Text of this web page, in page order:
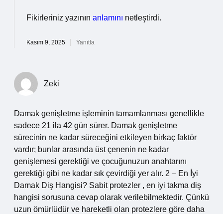
Fikirleriniz yazının anlamını netleştirdi.
Kasım 9, 2025 Yanıtla
Zeki
Damak genişletme işleminin tamamlanması genellikle
sadece 21 ila 42 gün sürer. Damak genişletme
sürecinin ne kadar süreceğini etkileyen birkaç faktör
vardır; bunlar arasında üst çenenin ne kadar
genişlemesi gerektiği ve çocuğunuzun anahtarını
gerektiği gibi ne kadar sık ​​çevirdiği yer alır. 2 – En İyi
Damak Diş Hangisi? Sabit protezler , en iyi takma diş
hangisi sorusuna cevap olarak verilebilmektedir. Çünkü
uzun ömürlüdür ve hareketli olan protezlere göre daha